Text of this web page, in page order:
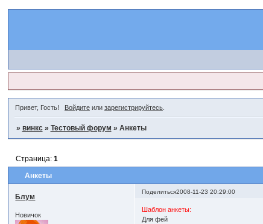
Привет, Гость! Войдитеили зарегистрируйтесь.
» винкс » Тестовый форум » Анкеты
Анкеты
Страница: 1
Поделиться2008-11-23 20:29:00
Блум
Новичок
Шаблон анкеты:
Для фей